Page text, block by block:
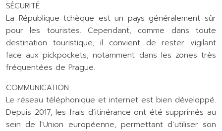
SÉCURITÉ
La République tchèque est un pays généralement sûr
pour les touristes. Cependant, comme dans toute
destination touristique, il convient de rester vigilant
face aux pickpockets, notamment dans les zones très
fréquentées de Prague.
COMMUNICATION
Le réseau téléphonique et internet est bien développé.
Depuis 2017, les frais d’itinérance ont été supprimés au
sein de l’Union européenne, permettant d’utiliser son